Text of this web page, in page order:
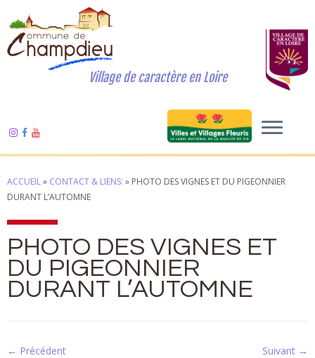
Village de caractère en Loire
ACCUEIL» CONTACT & LIENS: » PHOTO DES VIGNES ET DU PIGEONNIER
DURANT L’AUTOMNE
PHOTO DES VIGNES ET
DU PIGEONNIER
DURANT L’AUTOMNE
← Précédent Suivant →